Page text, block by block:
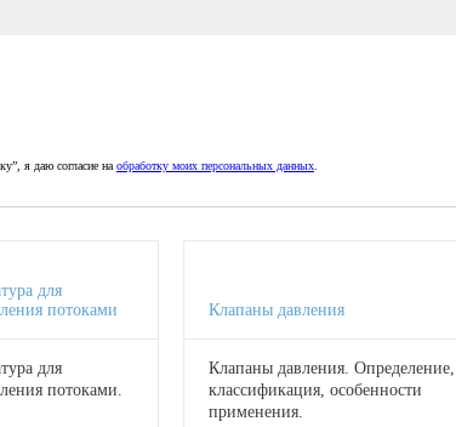
я даю согласие на обработку моих персональных данных
для
потоками
для
потоками.
Клапаны давления
Клапаны давления. Определение,
классификация, особенности
применения.